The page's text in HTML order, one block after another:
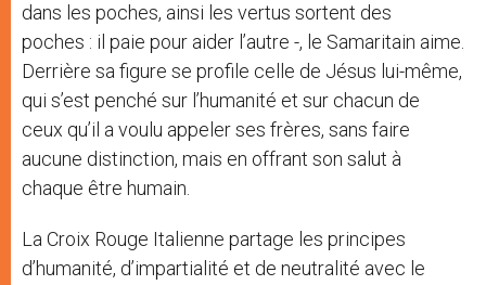
dans les poches, ainsi les vertus sortent des
poches : il paie pour aider l’autre -, le Samaritain aime.
Derrière sa figure se profile celle de Jésus lui-même,
qui s’est penché sur l’humanité et sur chacun de
ceux qu’il a voulu appeler ses frères, sans faire
aucune distinction, mais en offrant son salut à
chaque être humain.
La Croix Rouge Italienne partage les principes
d’humanité, d’impartialité et de neutralité avec le